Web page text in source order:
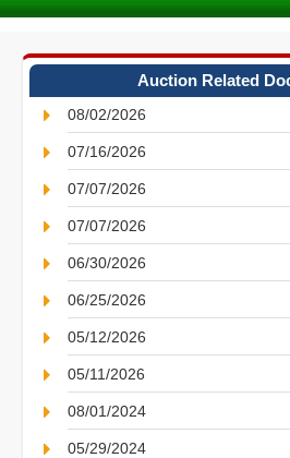
Auction Related
08/02/2026
07/16/2026
07/07/2026
07/07/2026
06/30/2026
06/25/2026
05/12/2026
05/11/2026
08/01/2024
05/29/2024